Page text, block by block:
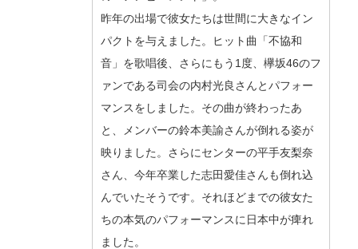
昨年の出場で彼女たちは世間に大きなイン
パクトを与えました。ヒット曲「不協和
音」を歌唱後、さらにもう1度、欅坂46のフ
ァンである司会の内村光良さんとパフォー
マンスをしました。その曲が終わったあ
と、メンバーの鈴本美諭さんが倒れる姿が
映りました。さらにセンターの平手友梨奈
さん、今年卒業した志田愛佳さんも倒れ込
んでいたそうです。それほどまでの彼女た
ちの本気のパフォーマンスに日本中が痺れ
ました。